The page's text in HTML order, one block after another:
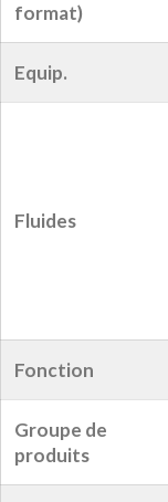
format)
Equip.
Fluides
Fonction
Groupe de
produits